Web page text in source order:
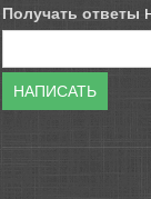
Получать ответы
НАПИСАТЬ